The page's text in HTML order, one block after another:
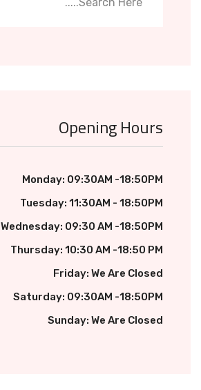
Opening Hours
Monday: 09:30AM -18:50PM
Tuesday: 11:30AM - 18:50PM
Wednesday: 09:30 AM -18:50PM
Thursday: 10:30 AM -18:50 PM
Friday: We Are Closed
Saturday: 09:30AM -18:50PM
Sunday: We Are Closed